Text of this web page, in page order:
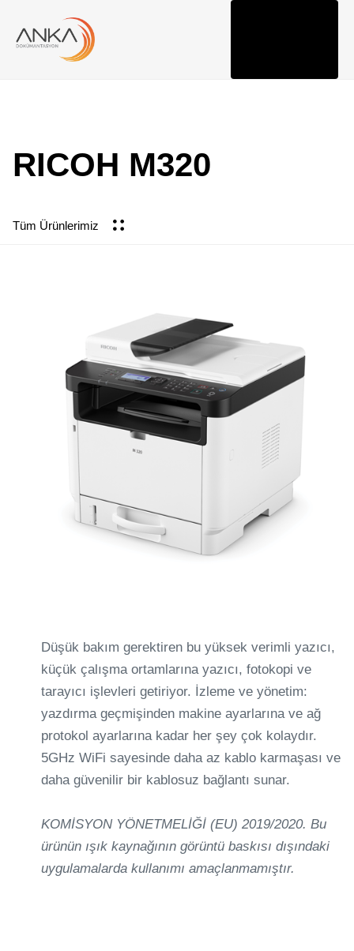
RICOH M320
Tüm Ürünlerimiz
Düşük bakım gerektiren bu yüksek verimli yazıcı,
küçük çalışma ortamlarına yazıcı, fotokopi ve
tarayıcı işlevleri getiriyor. İzleme ve yönetim:
yazdırma geçmişinden makine ayarlarına ve ağ
protokol ayarlarına kadar her şey çok kolaydır.
5GHz WiFi sayesinde daha az kablo karmaşası ve
daha güvenilir bir kablosuz bağlantı sunar.
KOMİSYON YÖNETMELİĞİ (EU) 2019/2020. Bu
ürünün ışık kaynağının görüntü baskısı dışındaki
uygulamalarda kullanımı amaçlanmamıştır.